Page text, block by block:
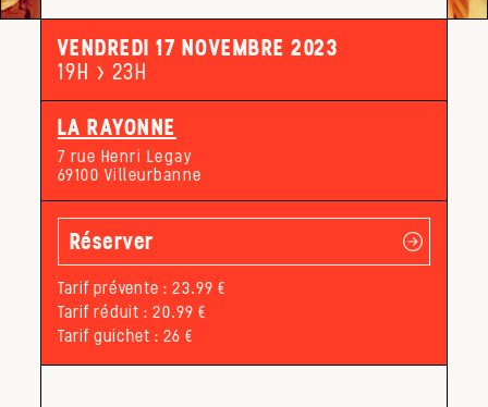
VENDREDI 17 NOVEMBRE 2023
19H > 23H
LA RAYONNE
7 rue Henri Legay
69100 Villeurbanne
Réserver
Tarif prévente : 23.99 €
Tarif réduit : 20.99 €
Tarif guichet : 26 €